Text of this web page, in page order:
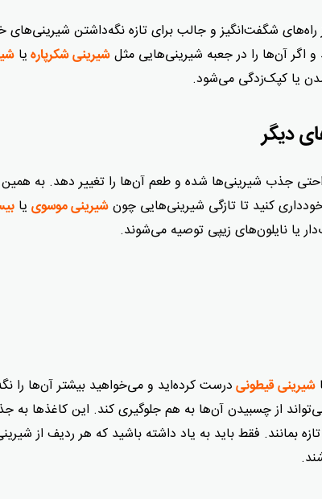
شگفت‌انگیز و جالب برای تازه نگه‌داشتن
آن‌ها را در جعبه شیرینی‌هایی مثل شیرینی شکرپاره یا
یا کپک‌زدگی می‌شود.
جذب شیرینی‌ها شده و طعم آن‌ها را تغییر دهد. به همین
خودداری کنید تا تازگی شیرینی‌هایی چون شیرینی موسوی یا
یا نایلون‌های زیپی توصیه می‌شوند.
شیرینی قیطونیدرست کرده‌اید و می‌خواهید بیشتر آن‌ها را
از چسبیدن آن‌ها به هم جلوگیری کند. این کاغذها
فقط باید به یاد داشته باشید که هر ردیف از